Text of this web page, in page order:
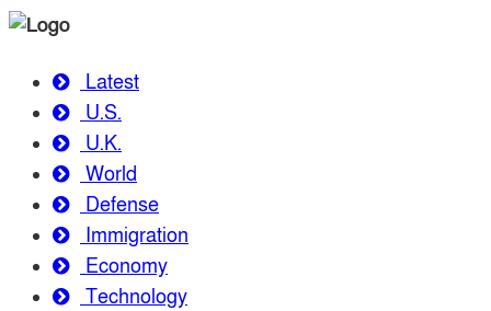
Latest
U.S.
U.K.
World
Defense
Immigration
Economy
Technology